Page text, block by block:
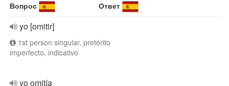
Вопрос Ответ
yo [omitir]
1st person singular, pretérito
imperfecto, indicativo
yo omitía